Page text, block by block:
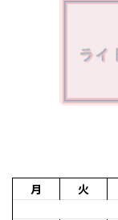
月
火